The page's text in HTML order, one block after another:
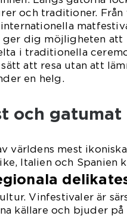
och traditioner.
ger dig möjligheten
i traditionella
att resa utan att
en helg.
och gatumat
världens mest
Italien och Spanien
Vinfestivaler är
källare och bjuder på